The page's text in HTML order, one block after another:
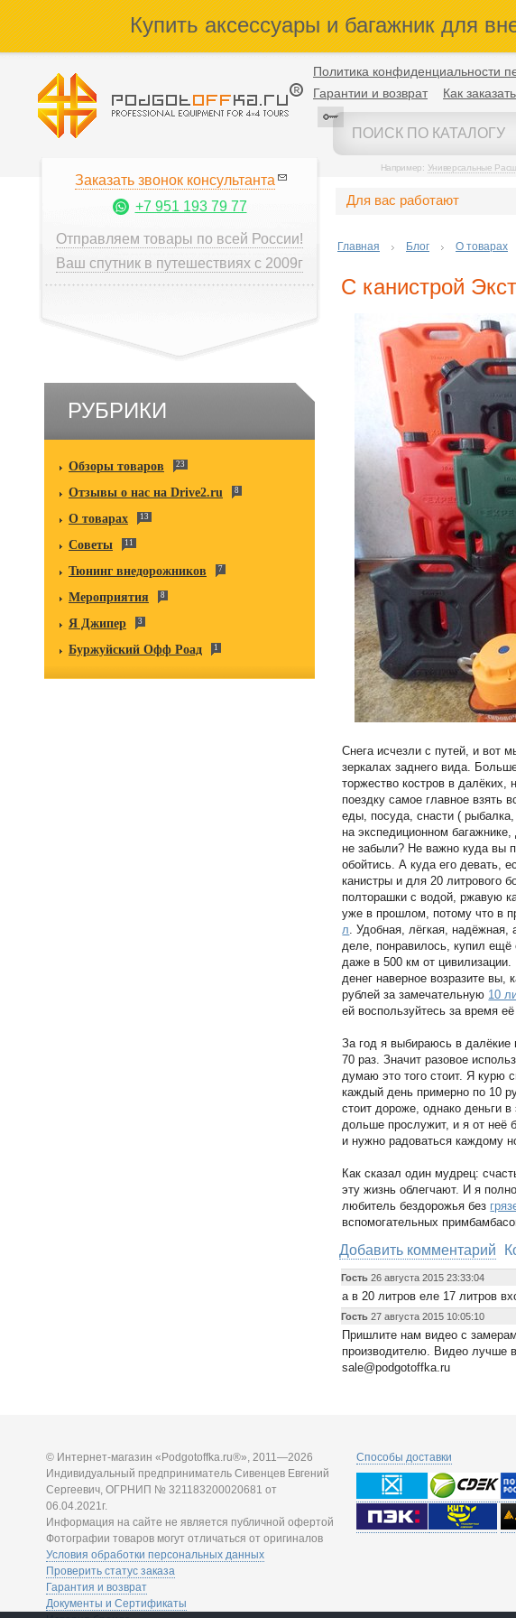
Купить аксессуары и багажник для
Политика конфиденциальности
Гарантии и возврат
Как
Например: Универсальные
Заказать звонок консультанта
+7 951 193 79 77
Отправляем товары по всей России!
Ваш спутник в путешествиях с 2009г
РУБРИКИ
Обзоры товаров 23
Отзывы о нас на Drive2.ru 8
О товарах 13
Советы 11
Тюнинг внедорожников 7
Мероприятия 8
Я Джипер 3
Буржуйский Офф Роад 1
Для вас работают
Главная Блог О товарах
С канистрой
Снега исчезли с путей, и вот
зеркалах заднего вида.
торжество костров в
поездку самое главное взять
еды, посуда, снасти (
на экспедиционном
не забыли? Не важно куда вы
обойтись. А куда его девать,
канистры и для 20 литрового
полторашки с водой, ржавую
уже в прошлом, потому что в
л. Удобная, лёгкая, надёжная,
деле, понравилось, купил ещё
даже в 500 км от цивилизации.
денег наверное возразите
рублей за замечательную 10
ей воспользуйтесь за время
За год я выбираюсь в далёкие
70 раз. Значит разовое
думаю это того стоит. Я курю
каждый день примерно по 10
стоит дороже, однако деньги
дольше прослужит, и я от неё
и нужно радоваться каждому
Как сказал один мудрец:
эту жизнь облегчают. И я
любитель бездорожья без
вспомогательных
Добавить комментарий
Гость 26 августа 2015 23:33:04
а в 20 литров еле 17 литров
Гость 27 августа 2015 10:05:10
Пришлите нам видео с
производителю. Видео лучше
sale@podgotoffka.ru
© Интернет-магазин «Podgotoffka.ru®», 2011—2026
Индивидуальный предприниматель Сивенцев Евгений
Сергеевич, ОГРНИП № 321183200020681 от
06.04.2021г.
Информация на сайте не является публичной офертой
Фотографии товаров могут отличаться от оригиналов
Условия обработки персональных данных
Проверить статус заказа
Гарантия и возврат
Документы и Сертификаты
Способы доставки